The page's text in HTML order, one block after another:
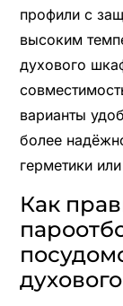
профили с
высоким
духового
варианты
более
герметики
Как